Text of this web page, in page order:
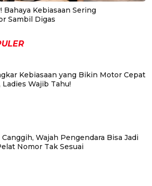
Bahaya Kebiasaan Sering
Sambil Digas
Kebiasaan yang Bikin Motor Cepat
Ladies Wajib Tahu!
Wajah Pengendara Bisa Jadi
Nomor Tak Sesuai